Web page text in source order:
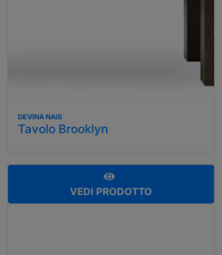
DEVINA NAIS
Tavolo Brooklyn
VEDI PRODOTTO